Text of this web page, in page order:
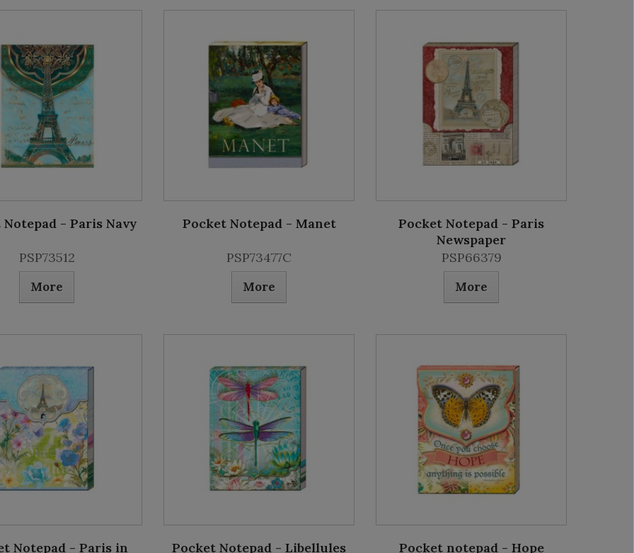
- Paris Navy
PSP73512
More
Pocket Notepad - Manet
PSP73477C
More
Pocket Notepad - Paris
Newspaper
PSP66379
More
Notepad - Paris in Pocket Notepad - Libellules Pocket notepad - Hope